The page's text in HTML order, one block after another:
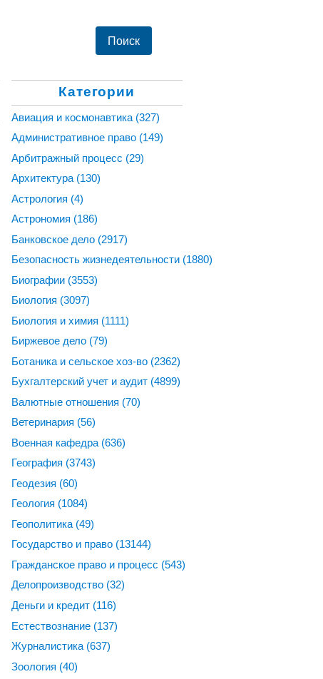
Категории
Авиация и космонавтика (327)
Административное право (149)
Арбитражный процесс (29)
Архитектура (130)
Астрология (4)
Астрономия (186)
Банковское дело (2917)
Безопасность жизнедеятельности (1880)
Биографии (3553)
Биология (3097)
Биология и химия (1111)
Биржевое дело (79)
Ботаника и сельское хоз-во (2362)
Бухгалтерский учет и аудит (4899)
Валютные отношения (70)
Ветеринария (56)
Военная кафедра (636)
География (3743)
Геодезия (60)
Геология (1084)
Геополитика (49)
Государство и право (13144)
Гражданское право и процесс (543)
Делопроизводство (32)
Деньги и кредит (116)
Естествознание (137)
Журналистика (637)
Зоология (40)